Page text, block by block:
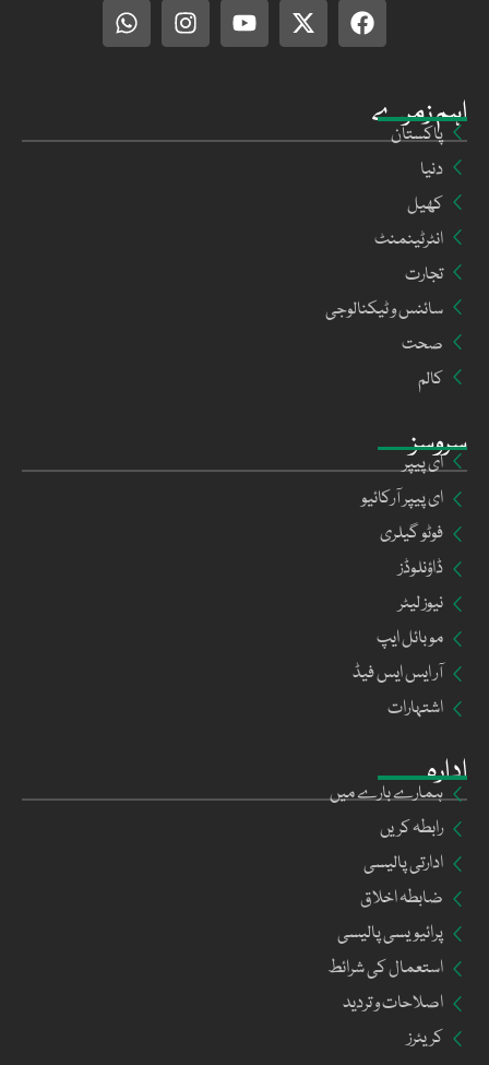
ادارہ
ہمارے بارے میں
رابطہ کریں
ادارتی پالیسی
ضابطہ اخلاق
پرائیویسی پالیسی
استعمال کی شرائط
اصلاحات و تردید
کریئرز
سروسز
ای پیپر
ای پیپر آرکائیو
فوٹو گیلری
ڈاؤنلوڈز
نیوز لیٹر
موبائل ایپ
آر ایس ایس فیڈ
اشتہارات
اہم زمرے
پاکستان
دنیا
کھیل
انٹرٹینمنٹ
تجارت
سائنس و ٹیکنالوجی
صحت
کالم